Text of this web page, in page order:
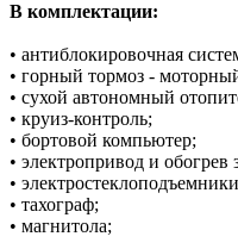
В комплектации:
• антиблокировочная
• горный тормоз -
• сухой автономный
• круиз-контроль;
• бортовой компьютер;
• электропривод и обогрев
•
• тахограф;
• магнитола;